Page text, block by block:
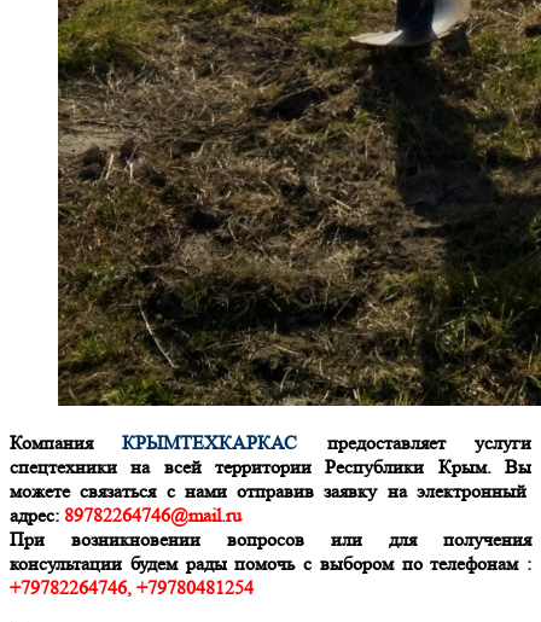
КомпанияКРЫМТЕХКАРКАС предоставляет услуги
спецтехники на всей территории Республики Крым. Вы
можете связаться с нами отправив заявку на электронный
адрес: 89782264746@mail.ru
При возникновении вопросов или для получения
консультации будем рады помочь с выбором по телефонам :
+79782264746, +79780481254